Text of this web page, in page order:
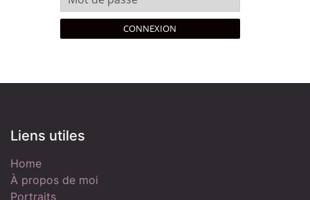
CONNEXION
Liens utiles
​​​H​o​m​e
​​​À propos de m​o​i
Portraits